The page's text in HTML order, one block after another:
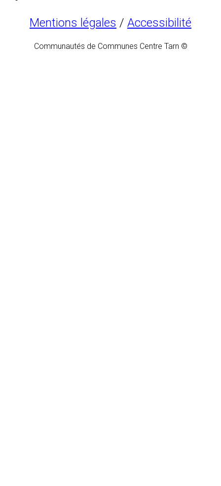
Mentions légales / Accessibilité
Communautés de Communes Centre Tarn ©